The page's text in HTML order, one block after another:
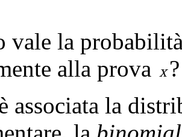
vale la
alla prova
?
associata la